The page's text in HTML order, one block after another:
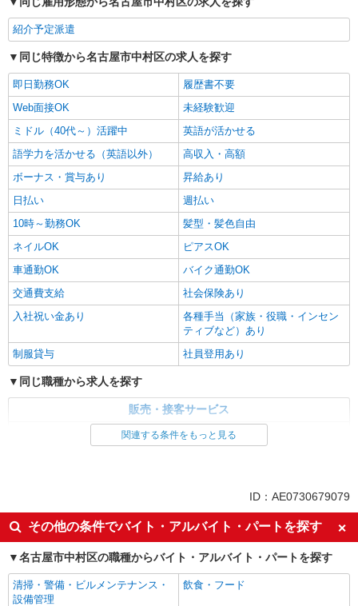
紹介予定派遣
同じ特徴から名古屋市中村区の求人を探す
即日勤務OK
履歴書不要
Web面接OK
未経験歓迎
ミドル（40代～）活躍中
英語が活かせる
語学力を活かせる（英語以外）
高収入・高額
ボーナス・賞与あり
昇給あり
日払い
週払い
10時～勤務OK
髪型・髪色自由
ネイルOK
ピアスOK
車通勤OK
バイク通勤OK
交通費支給
社会保険あり
入社祝い金あり
各種手当（家族・役職・インセン
ティブなど）あり
制服貸与
社員登用あり
同じ職種から求人を探す
販売・接客サービス
英語が活かせる
ボーナス・賞与あり
日払い
車通勤OK
交通費支給
社会保険あり
社員登用あり
関連する条件をもっと見る
ID：AE0730679079
その他の条件でバイト・アルバイト・パートを探す
名古屋市中村区の職種からバイト・アルバイト・パートを探す
清掃・警備・ビルメンテナンス・
設備管理
飲食・フード